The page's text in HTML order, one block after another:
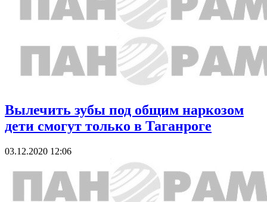
Вылечить зубы под общим наркозом
дети смогут только в Таганроге
03.12.2020 12:06